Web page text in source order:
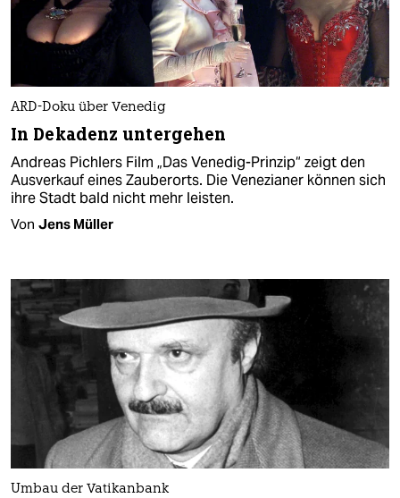
ARD-Doku über Venedig
In Dekadenz untergehen
Andreas Pichlers Film „Das Venedig-Prinzip“ zeigt den
Ausverkauf eines Zauberorts. Die Venezianer können sich
ihre Stadt bald nicht mehr leisten.
Von Jens Müller
Umbau der Vatikanbank